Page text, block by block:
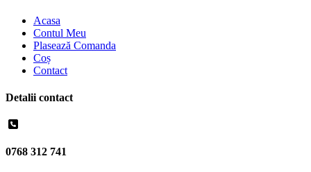
Acasa
Contul Meu
Plasează Comanda
Coș
Contact
Detalii contact
0768 312 741